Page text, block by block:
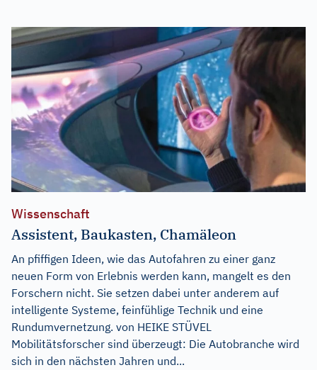
Wissenschaft
Assistent, Baukasten, Chamäleon
An pfiffigen Ideen, wie das Autofahren zu einer ganz
neuen Form von Erlebnis werden kann, mangelt es den
Forschern nicht. Sie setzen dabei unter anderem auf
intelligente Systeme, feinfühlige Technik und eine
Rundumvernetzung. von HEIKE STÜVEL
Mobilitätsforscher sind überzeugt: Die Autobranche wird
sich in den nächsten Jahren und...